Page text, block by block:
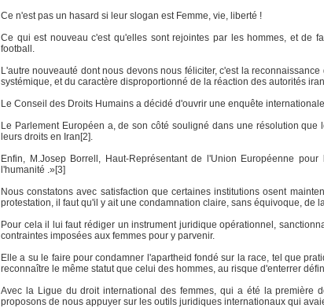
Ce n'est pas un hasard si leur slogan est Femme, vie, liberté !
Ce qui est nouveau c'est qu'elles sont rejointes par les hommes, et de
football.
L'autre nouveauté dont nous devons nous féliciter, c'est la
systémique, et du caractère disproportionné de la réaction des autorités
Le Conseil des Droits Humains a décidé d'ouvrir une enquête
Le Parlement Européen a, de son côté souligné dans une résolution
leurs droits en Iran[2].
Enfin, M.Josep Borrell, Haut-Représentant de l'Union Européenne
l'humanité .»[3]
Nous constatons avec satisfaction que certaines institutions osent
protestation, il faut qu'il y ait une condamnation claire, sans équivoque, de
Pour cela il lui faut rédiger un instrument juridique opérationnel,
contraintes imposées aux femmes pour y parvenir.
Elle a su le faire pour condamner l'apartheid fondé sur la race, tel que
reconnaître le même statut que celui des hommes, au risque d'enterrer
Avec la Ligue du droit international des femmes, qui a été la première
proposons de nous appuyer sur les outils juridiques internationaux qui